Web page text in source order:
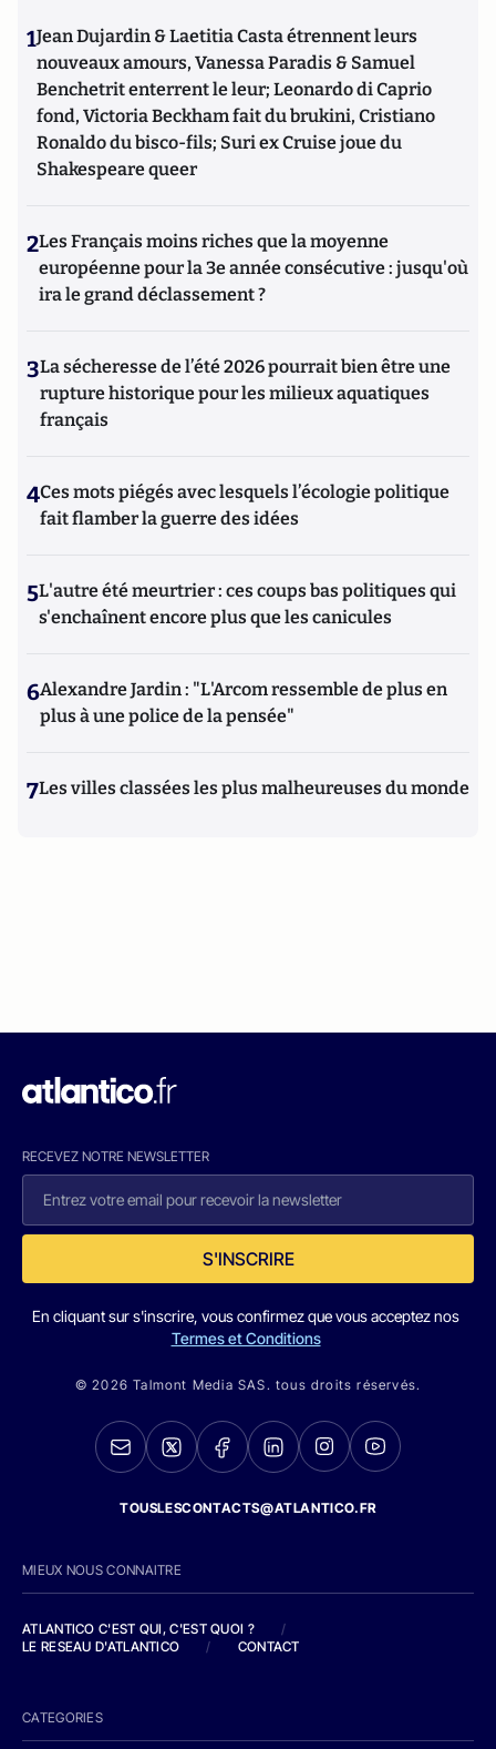
1Jean Dujardin & Laetitia Casta étrennent leurs
nouveaux amours, Vanessa Paradis & Samuel
Benchetrit enterrent le leur; Leonardo di Caprio
fond, Victoria Beckham fait du brukini, Cristiano
Ronaldo du bisco-fils; Suri ex Cruise joue du
Shakespeare queer
2Les Français moins riches que la moyenne
européenne pour la 3e année consécutive : jusqu'où
ira le grand déclassement ?
3La sécheresse de l’été 2026 pourrait bien être une
rupture historique pour les milieux aquatiques
français
4Ces mots piégés avec lesquels l’écologie politique
fait flamber la guerre des idées
5L'autre été meurtrier : ces coups bas politiques qui
s'enchaînent encore plus que les canicules
6Alexandre Jardin : "L'Arcom ressemble de plus en
plus à une police de la pensée"
7Les villes classées les plus malheureuses du monde
RECEVEZ NOTRE NEWSLETTER
S'INSCRIRE
En cliquant sur s'inscrire, vous confirmez que vous acceptez nos
Termes et Conditions
© 2026 Talmont Media SAS. tous droits réservés.
TOUSLESCONTACTS@ATLANTICO.FR
MIEUX NOUS CONNAITRE
ATLANTICO C'EST QUI, C'EST QUOI ?
/
LE RESEAU D'ATLANTICO
/ CONTACT
CATEGORIES